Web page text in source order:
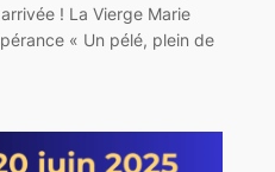
! La Vierge Marie
« Un pélé, plein de